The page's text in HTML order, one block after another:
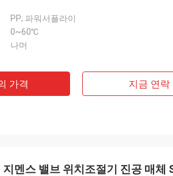
PP; 파워서플라이
0~60℃
나머
가격 지금 연락
멘스 밸브 위치조절기 진공 매체